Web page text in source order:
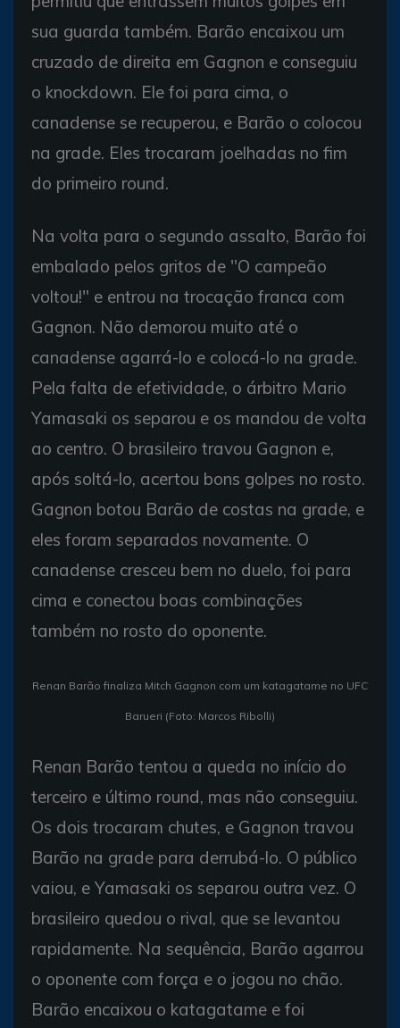
sua guarda também. Barão encaixou um
cruzado de direita em Gagnon e conseguiu
o knockdown. Ele foi para cima, o
canadense se recuperou, e Barão o colocou
na grade. Eles trocaram joelhadas no fim
do primeiro round.
Na volta para o segundo assalto, Barão foi
embalado pelos gritos de "O campeão
voltou!" e entrou na trocação franca com
Gagnon. Não demorou muito até o
canadense agarrá-lo e colocá-lo na grade.
Pela falta de efetividade, o árbitro Mario
Yamasaki os separou e os mandou de volta
ao centro. O brasileiro travou Gagnon e,
após soltá-lo, acertou bons golpes no rosto.
Gagnon botou Barão de costas na grade, e
eles foram separados novamente. O
canadense cresceu bem no duelo, foi para
cima e conectou boas combinações
também no rosto do oponente.
Renan Barão finaliza Mitch Gagnon com um katagatame no UFC
Barueri (Foto: Marcos Ribolli)
Renan Barão tentou a queda no início do
terceiro e último round, mas não conseguiu.
Os dois trocaram chutes, e Gagnon travou
Barão na grade para derrubá-lo. O público
vaiou, e Yamasaki os separou outra vez. O
brasileiro quedou o rival, que se levantou
rapidamente. Na sequência, Barão agarrou
o oponente com força e o jogou no chão.
Barão encaixou o katagatame e foi